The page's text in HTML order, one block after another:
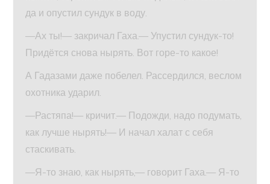
да и опустил сундук в воду.
—Ах ты!— закричал Гаха.— Упустил сундук-то!
Придётся снова нырять. Вот горе-то какое!
А Гадазами даже побелел. Рассердился, веслом
охотника ударил.
—Растяпа!— кричит.— Подожди, надо подумать,
как лучше нырять!— И начал халат с себя
стаскивать.
—Я-то знаю, как нырять,— говорит Гаха.— Я-то